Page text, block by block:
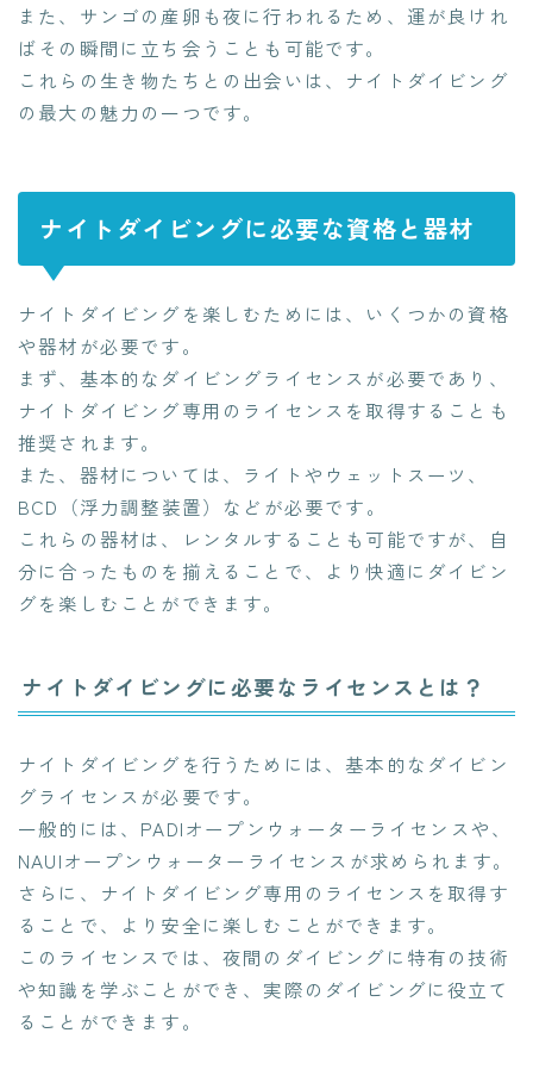
また、サンゴの産卵も夜に行われるため、運が良けれ
ばその瞬間に立ち会うことも可能です。
これらの生き物たちとの出会いは、ナイトダイビング
の最大の魅力の一つです。
ナイトダイビングに必要な資格と器材
ナイトダイビングを楽しむためには、いくつかの資格
や器材が必要です。
まず、基本的なダイビングライセンスが必要であり、
ナイトダイビング専用のライセンスを取得することも
推奨されます。
また、器材については、ライトやウェットスーツ、
BCD（浮力調整装置）などが必要です。
これらの器材は、レンタルすることも可能ですが、自
分に合ったものを揃えることで、より快適にダイビン
グを楽しむことができます。
ナイトダイビングに必要なライセンスとは？
ナイトダイビングを行うためには、基本的なダイビン
グライセンスが必要です。
一般的には、PADIオープンウォーターライセンスや、
NAUIオープンウォーターライセンスが求められます。
さらに、ナイトダイビング専用のライセンスを取得す
ることで、より安全に楽しむことができます。
このライセンスでは、夜間のダイビングに特有の技術
や知識を学ぶことができ、実際のダイビングに役立て
ることができます。